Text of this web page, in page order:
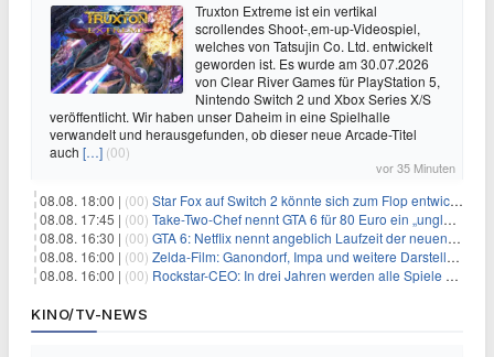
Truxton Extreme ist ein vertikal
scrollendes Shoot-‚em-up-Videospiel,
welches von Tatsujin Co. Ltd. entwickelt
geworden ist. Es wurde am 30.07.2026
von Clear River Games für PlayStation 5,
Nintendo Switch 2 und Xbox Series X/S
veröffentlicht. Wir haben unser Daheim in eine Spielhalle
verwandelt und herausgefunden, ob dieser neue Arcade-Titel
auch […] (00)
vor 35 Minuten
08.08. 18:00 | (00) Star Fox auf Switch 2 könnte sich zum Flop entwickeln
08.08. 17:45 | (00) Take-Two-Chef nennt GTA 6 für 80 Euro ein „unglaubliches Schnäppchen“
08.08. 16:30 | (00) GTA 6: Netflix nennt angeblich Laufzeit der neuen Gameplay-Präsentation
08.08. 16:00 | (00) Zelda-Film: Ganondorf, Impa und weitere Darsteller sollen feststehen
08.08. 16:00 | (00) Rockstar-CEO: In drei Jahren werden alle Spiele gestreamt
KINO/TV-NEWS